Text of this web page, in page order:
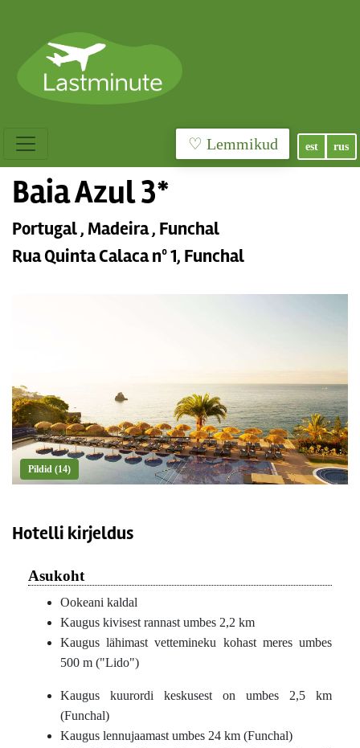
♡ Lemmikud est rus
Baia Azul 3*
Portugal , Madeira , Funchal
Rua Quinta Calaca nº 1, Funchal
Pildid (14)
Hotelli kirjeldus
Asukoht
Ookeani kaldal
Kaugus kivisest rannast umbes 2,2 km
Kaugus lähimast vettemineku kohast meres umbes
500 m ("Lido")
Kaugus kuurordi keskusest on umbes 2,5 km
(Funchal)
Kaugus lennujaamast umbes 24 km (Funchal)